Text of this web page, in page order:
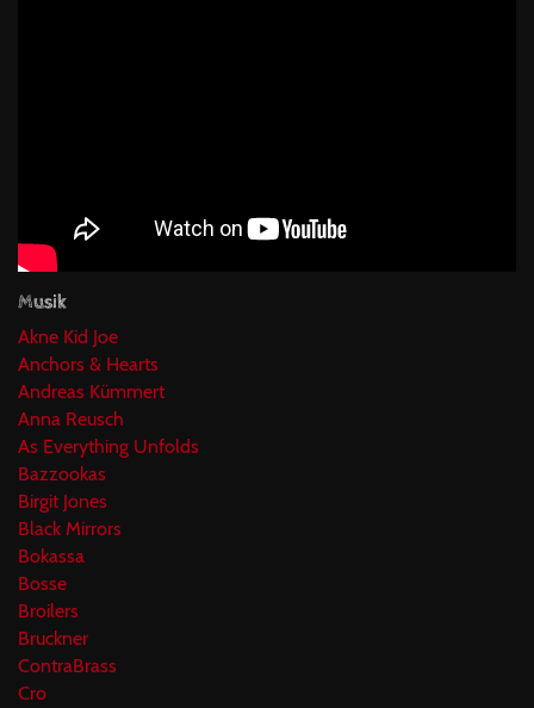
Musik
Akne Kid Joe
Anchors & Hearts
Andreas Kümmert
Anna Reusch
As Everything Unfolds
Bazzookas
Birgit Jones
Black Mirrors
Bokassa
Bosse
Broilers
Bruckner
ContraBrass
Cro